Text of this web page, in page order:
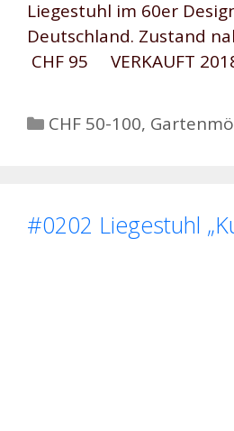
Liegestuhl im 60er
Deutschland. Zustand
CHF 95 VERKAUFT
Kategorien
CHF 50-100,
#0202 Liegestuhl